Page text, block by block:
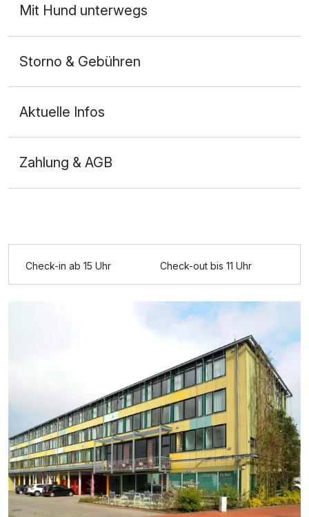
Für 3 Tage p.P. ab99,00 €
Mit Hund unterwegs
Storno & Gebühren
Aktuelle Infos
Zahlung & AGB
Check-in ab 15 Uhr Check-out bis 11 Uhr